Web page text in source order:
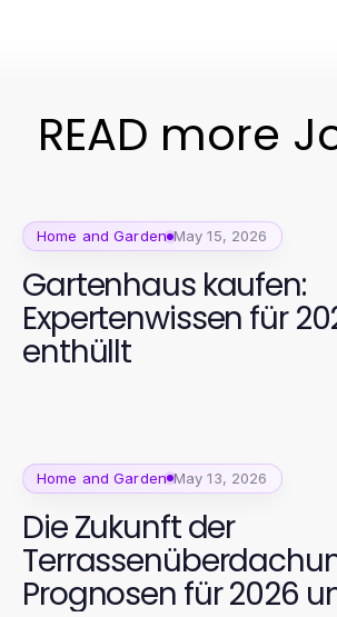
READ more
Home and Garden May 15, 2026
Gartenhaus kaufen:
Expertenwissen für
enthüllt
Home and Garden May 13, 2026
Die Zukunft der
Prognosen für 2026